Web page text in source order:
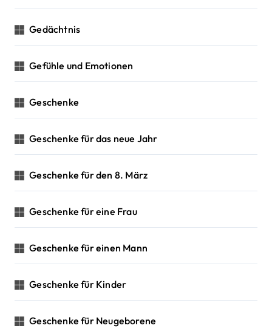
Gedächtnis
Gefühle und Emotionen
Geschenke
Geschenke für das neue Jahr
Geschenke für den 8. März
Geschenke für eine Frau
Geschenke für einen Mann
Geschenke für Kinder
Geschenke für Neugeborene